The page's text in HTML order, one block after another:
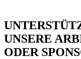
UNSERE
ODER